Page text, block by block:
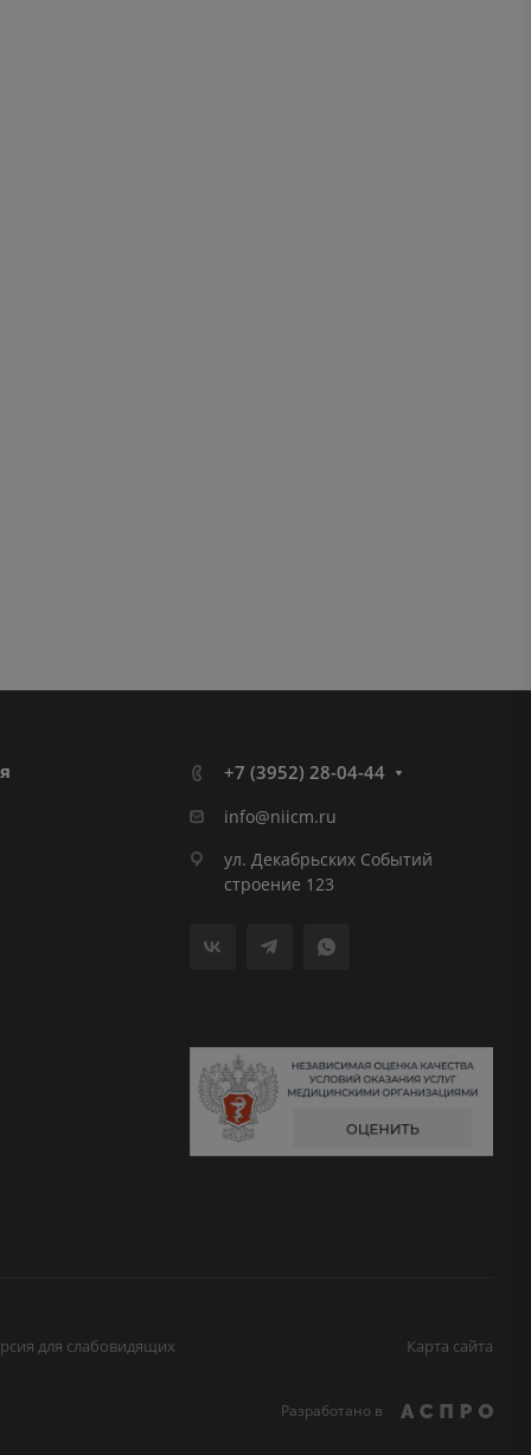
+7 (3952) 28-04-44
info@niicm.ru
ул. Декабрьских Событий
строение 123
для слабовидящих Карта сайта
Разработано в